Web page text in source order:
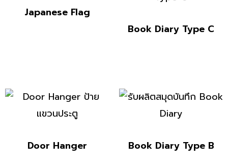
Japanese Flag
Book Diary Type C
Door Hanger Book Diary Type B